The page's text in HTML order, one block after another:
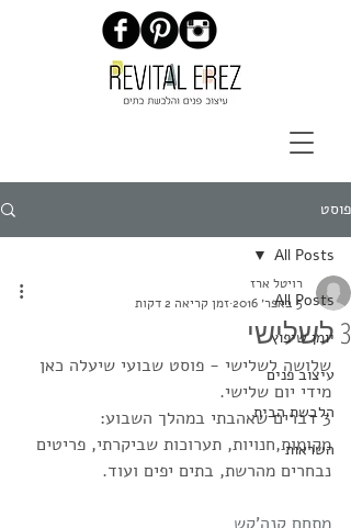
פוסט
All Posts
יומן שיפוץ
עיצוב פנים
הלבשת הבית
השראות
All Posts
3 לשלישי
רויטל ארז
5 באפר׳ 2016
זמן קריאה 2 דקות
שלושה לשלישי - פוסט שבועי שיעלה כאן
מידי יום שלישי.
3 דברים שאהבתי במהלך השבוע:
מקומות,חנויות, תערוכות שביקרתי, פריטים
נבחרים מהרשת, בתים יפים ועוד.